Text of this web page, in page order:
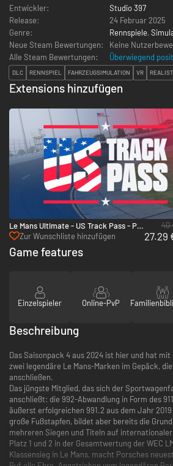
Entwickler:
Studio 397
Release:
24 Februar 2025
Genre:
Rennspiele,
Neue Steam Bewertungen:
Keine
Alle Steam Bewertungen:
Überwiegend
DLC RENNSPIEL FAHRZEUGSIMULATION VR
Extensions hinzufügen
Le Mans Ultimate - US Track Pass - PC
(Steam)
Zur Wunschliste hinzufügen
40
27.29
Game features
Einzelspieler Online-PvP
Beschreibung
Das Saisonpack 4 aus 2024 ist hier und hat
zwei legendäre Le Mans-Marken im Gepäck,
anschließen.
Das jüngste Mitglied, das sich der
anschließt: die 992-Abwandlung in Form des
äußerst erfolgreichen 991.2 aus dem Jahr
große Fußstapfen, bildet aber bereits die
mehreren Siegen und Titeln auf
Platz 1 und 2 in der Gesamtwertung der WEC
Klassensieg in Le Mans, macht Porsches